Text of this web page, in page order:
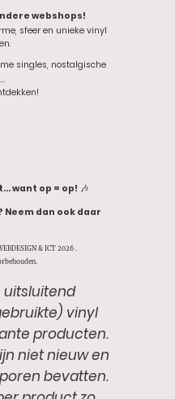
webshops!
sfeer en unieke vinyl
singles, nostalgische
want op = op! 🎶
Neem dan ook daar
& ICT 2026 .
uitsluitend
vinyl
producten.
niet nieuw en
bevatten.